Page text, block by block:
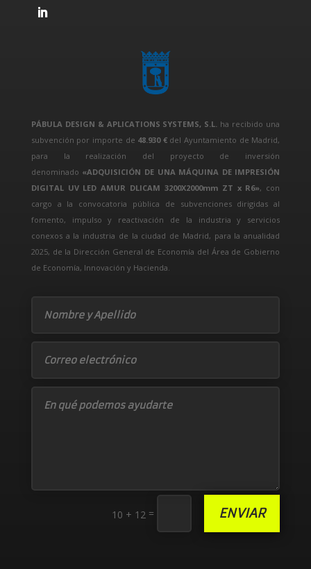
PÁBULA DESIGN & APLICATIONS SYSTEMS, S.L. ha recibido una
subvención por importe de 48.930 €del Ayuntamiento de Madrid,
para la realización del proyecto de inversión
denominado «ADQUISICIÓN DE UNA MÁQUINA DE IMPRESIÓN
DIGITAL UV LED AMUR DLICAM 3200X2000mm ZT x R6», con
cargo a la convocatoria pública de subvenciones dirigidas al
fomento, impulso y reactivación de la industria y servicios
conexos a la industria de la ciudad de Madrid, para la anualidad
2025, de la Dirección General de Economía del Área de Gobierno
de Economía, Innovación y Hacienda.
10 + 12 = ENVIAR